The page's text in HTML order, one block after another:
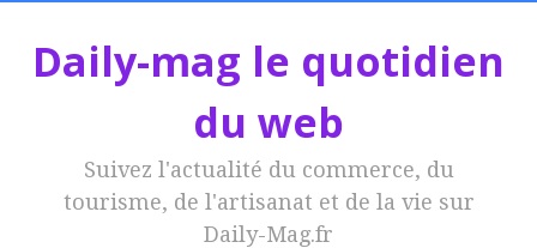
Daily-mag le quotidien
du web
Suivez l'actualité du commerce, du
tourisme, de l'artisanat et de la vie sur
Daily-Mag.fr